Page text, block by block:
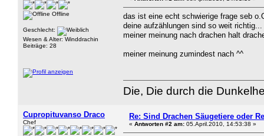
Offline
Geschlecht:
Wesen & Alter: Winddrachin
Beiträge: 28
das ist eine echt schwierige frage seb
deine aufzählungen sind so weit
meiner meinung nach drachen halt
meiner meinung zumindest nach ^^
Die, Die durch die
Cupropituvanso Draco
Chef
Re: Sind Drachen Säugetiere oder
« Antworten #2 am: 05.April.2010, 14:53:38 »